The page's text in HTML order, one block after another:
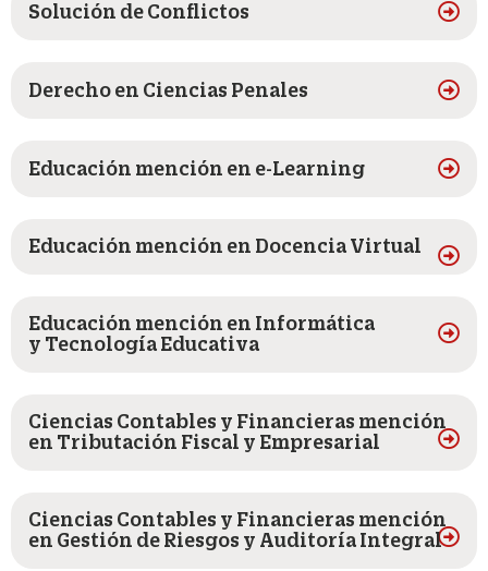
Solución de Conflictos
Derecho en Ciencias Penales
Educación mención en e-Learning
Educación mención en Docencia Virtual
Educación mención en Informática
y Tecnología Educativa
Ciencias Contables y Financieras mención
en Tributación Fiscal y Empresarial
Ciencias Contables y Financieras mención
en Gestión de Riesgos y Auditoría Integral